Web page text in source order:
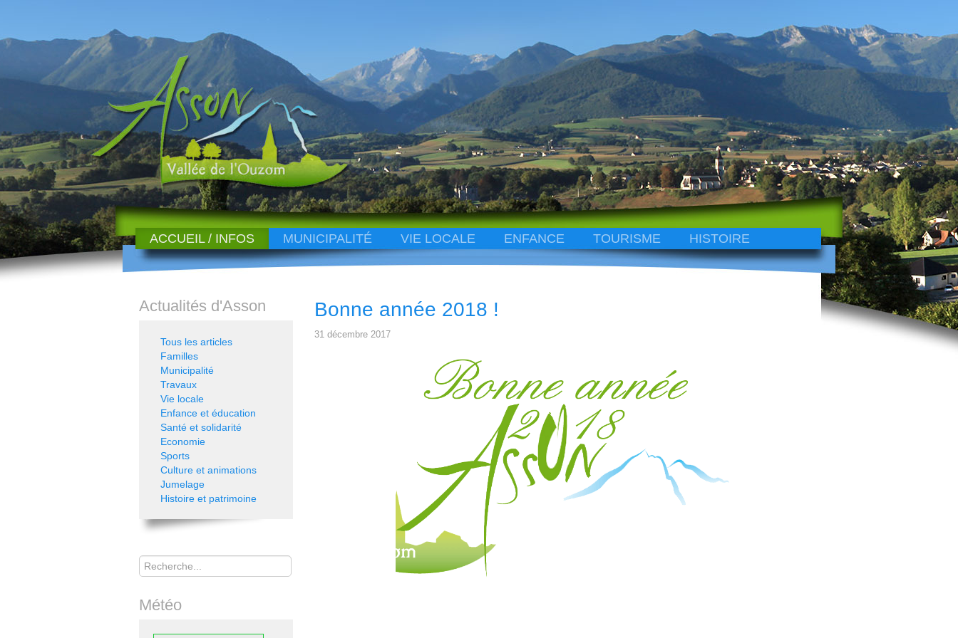
ACCUEIL / INFOS MUNICIPALITÉ VIE LOCALE ENFANCE TOURISME HISTOIRE
Bonne année 2018 !
31 décembre 2017
Actualités d'Asson
Tous les articles
Familles
Municipalité
Travaux
Vie locale
Enfance et éducation
Santé et solidarité
Economie
Sports
Culture et animations
Jumelage
Histoire et patrimoine
Rechercher
Météo